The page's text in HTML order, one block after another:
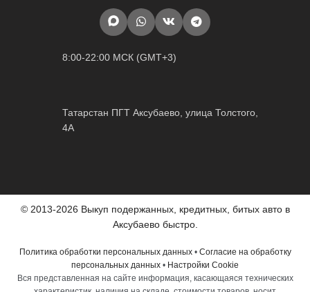
8:00-22:00 МСК (GMT+3)
Татарстан ПГТ Аксубаево, улица Толстого,
4А
© 2013-2026 Выкуп подержанных, кредитных, битых авто в
Аксубаево быстро.
Политика обработки персональных данных• Согласие на обработку
персональных данных • Настройки Cookie
Вся представленная на сайте информация, касающаяся технических